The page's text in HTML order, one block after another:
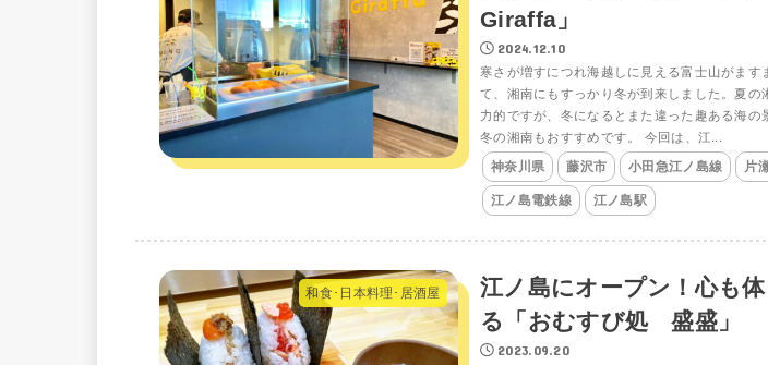
Giraffa」
2024.12.10
寒さが増すにつれ海越しに見える富士山がます
て、湘南にもすっかり冬が到来しました。夏の
力的ですが、冬になるとまた違った趣ある海の
冬の湘南もおすすめです。 今回は、江...
神奈川県 藤沢市 小田急江ノ島線 片
江ノ島電鉄線 江ノ島駅
和食･日本料理･居酒屋
江ノ島にオープン！心も
る「おむすび処 盛盛」
2023.09.20